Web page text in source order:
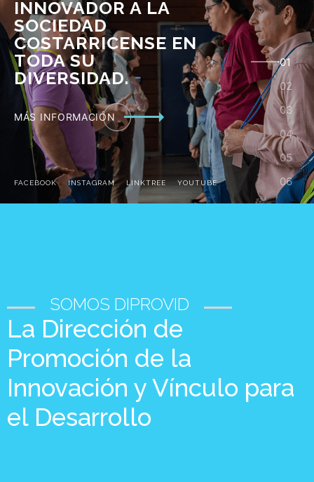
PARALOS GRANDES
RETOS SOCIALES Y
ECONÓMICOS DEL
PAÍS.
CONOCER MÁS
FACEBOOK INSTAGRAM LINKTREE YOUTUBE
SOMOS DIPROVID
La Dirección de
Promoción de la
Innovación y Vínculo para
el Desarrollo